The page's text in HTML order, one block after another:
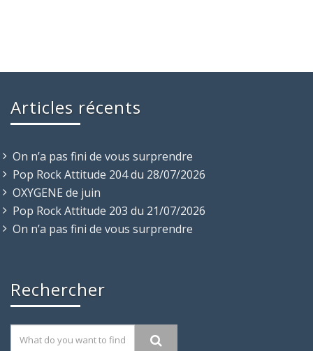
Articles récents
On n’a pas fini de vous surprendre
Pop Rock Attitude 204 du 28/07/2026
OXYGENE de juin
Pop Rock Attitude 203 du 21/07/2026
On n’a pas fini de vous surprendre
Rechercher